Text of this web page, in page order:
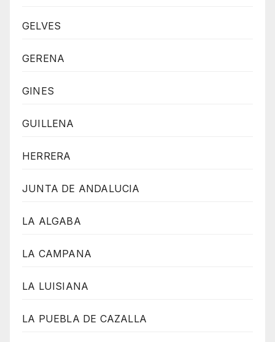
GELVES
GERENA
GINES
GUILLENA
HERRERA
JUNTA DE ANDALUCIA
LA ALGABA
LA CAMPANA
LA LUISIANA
LA PUEBLA DE CAZALLA